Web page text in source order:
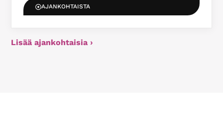
AJANKOHTAISTA
Lisää ajankohtaisia ›